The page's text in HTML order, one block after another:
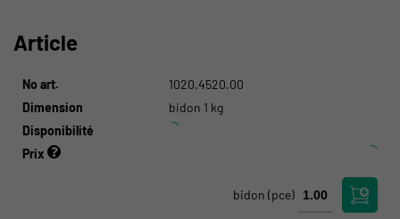
Article
No art.
1020.4520.00
Dimension
bidon 1 kg
Disponibilité
Prix
bidon (pce)